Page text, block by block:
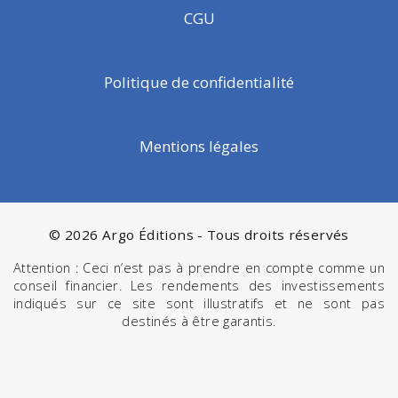
CGU
Politique de confidentialité
Mentions légales
© 2026 Argo Éditions - Tous droits réservés
Attention : Ceci n’est pas à prendre en compte comme un
conseil financier. Les rendements des investissements
indiqués sur ce site sont illustratifs et ne sont pas
destinés à être garantis.